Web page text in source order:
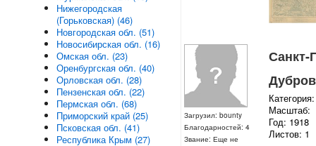
Загрузил: bounty
Благодарностей: 4
Звание: Еще не
Санкт-
Масштаб:
Год: 1918
Листов: 1
Нижегородская
(Горьковская) (46)
Новгородская обл. (51)
Новосибирская обл. (16)
Омская обл. (23)
Оренбургская обл. (40)
Орловская обл. (28)
Пензенская обл. (22)
Пермская обл. (68)
Приморский край (25)
Псковская обл. (41)
Республика Крым (27)